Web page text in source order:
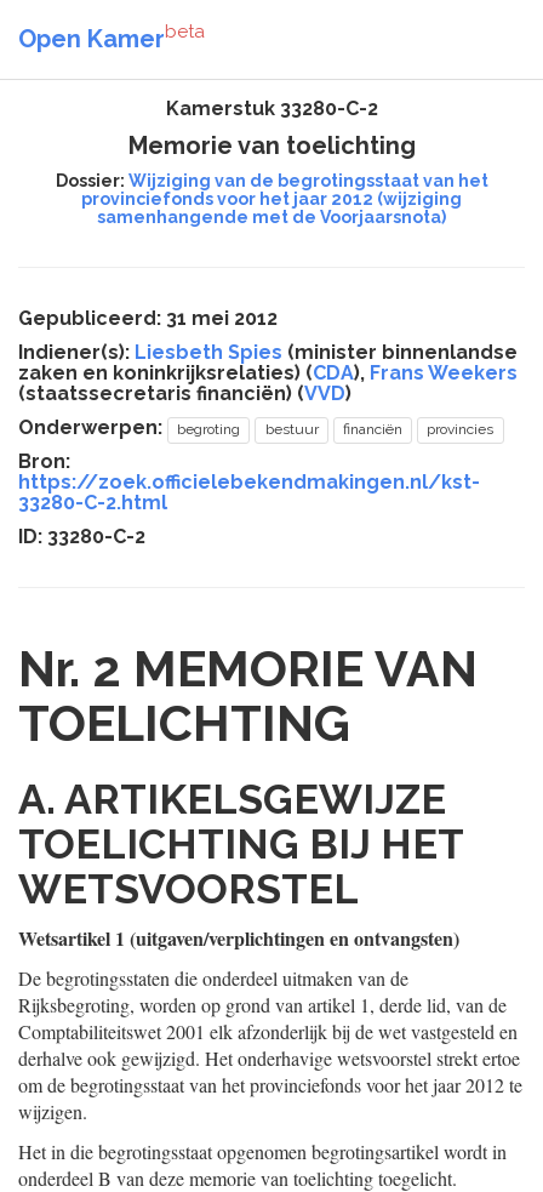
Open Kamerbeta
Kamerstuk 33280-C-2
Memorie van toelichting
Dossier: Wijziging van de begrotingsstaat van het
provinciefonds voor het jaar 2012 (wijziging
samenhangende met de Voorjaarsnota)
Gepubliceerd: 31 mei 2012
Indiener(s): Liesbeth Spies (minister binnenlandse
zaken en koninkrijksrelaties) (CDA), Frans Weekers
(staatssecretaris financiën) (VVD)
Onderwerpen:
begroting bestuur financiën provincies
Bron:
https://zoek.officielebekendmakingen.nl/kst-
33280-C-2.html
ID: 33280-C-2
Nr. 2 MEMORIE VAN
TOELICHTING
A. ARTIKELSGEWIJZE
TOELICHTING BIJ HET
WETSVOORSTEL
Wetsartikel 1 (uitgaven/verplichtingen en ontvangsten)
De begrotingsstaten die onderdeel uitmaken van de
Rijksbegroting, worden op grond van artikel 1, derde lid, van de
Comptabiliteitswet 2001 elk afzonderlijk bij de wet vastgesteld en
derhalve ook gewijzigd. Het onderhavige wetsvoorstel strekt ertoe
om de begrotingsstaat van het provinciefonds voor het jaar 2012 te
wijzigen.
Het in die begrotingsstaat opgenomen begrotingsartikel wordt in
onderdeel B van deze memorie van toelichting toegelicht.